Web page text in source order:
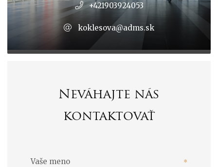
+421903924053
koklesova@adms.sk
Neváhajte nás
kontaktovať
Vaše meno